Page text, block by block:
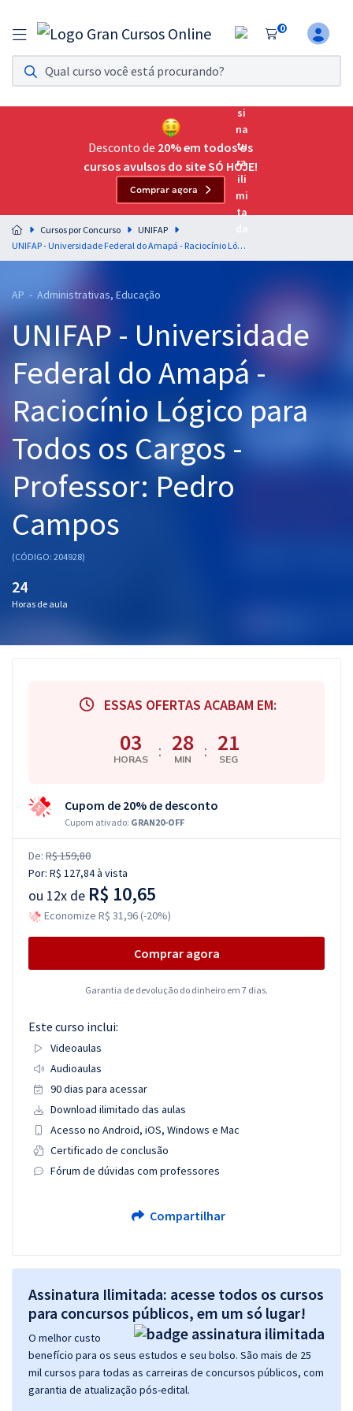
0
Assinatura Ilimitada 11
Acesso a todos os cursos. Teste grátis por 7 dias!
Assinatura OAB Até Passar
Acesso ilimitado a toda preparação para o Exame da
Residências Multiprofissionais
Preparação completa e intensiva para as principais
residências em saúde do Brasil
Cursos 20% OFF
Pós
Graduação
OAB
Mentorias
Questões grátis
Aprovados
Desconto de 20% em todos os
cursos avulsos do site SÓ HOJE!
Comprar agora
Cursos por Concurso
UNIFAP
UNIFAP - Universidade Federal do Amapá - Raciocínio Lógico para Todos os Cargos - Professor: Pedro Campos
AP - Administrativas, Educação
UNIFAP - Universidade
Federal do Amapá -
Raciocínio Lógico para
Todos os Cargos -
Professor: Pedro
Campos
(CÓDIGO: 204928)
24
Horas de aula
ESSAS OFERTAS ACABAM EM:
03
HORAS : 28
MIN : 21
SEG
Cupom de 20% de desconto
Cupom ativado: GRAN20-OFF
De: R$ 159,80
Por: R$ 127,84à vista
ou 12x de R$ 10,65
Economize R$ 31,96 (-20%)
Comprar agora
Garantia de devolução do dinheiro em 7 dias.
Este curso inclui:
Videoaulas
Audioaulas
90 dias para acessar
Download ilimitado das aulas
Acesso no Android, iOS, Windows e Mac
Certificado de conclusão
Fórum de dúvidas com professores
Compartilhar
Assinatura Ilimitada: acesse todos os cursos
para concursos públicos, em um só lugar!
O melhor custo
benefício para os seus estudos e seu bolso. São mais de 25
mil cursos para todas as carreiras de concursos públicos, com
garantia de atualização pós-edital.